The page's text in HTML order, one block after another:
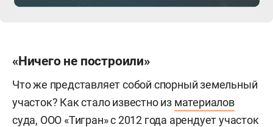
«Ничего не построили»
Что же представляет собой спорный земельный
участок? Как стало известно из материалов
суда, ООО «Тигран» с 2012 года арендует участок